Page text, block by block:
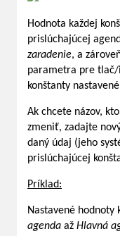
Hodnota každej
prislúchajúcej
zaradenie, a
parametra pre tlač/
konštanty
Ak chcete názov,
zmeniť, zadajte
daný údaj (jeho
prislúchajúcej
Príklad:
Nastavené hodnoty
agenda až Hlavná